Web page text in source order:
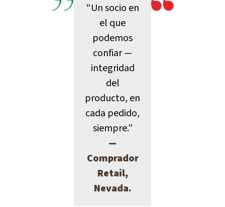
“Un socio en
el que
podemos
confiar —
integridad
del
producto, en
cada pedido,
siempre.”
—
Comprador
Retail,
Nevada.